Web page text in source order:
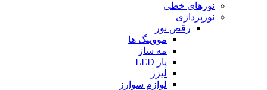
نورهای خطی
نورپردازی
رقص نور
مووینگ ها
مه ساز
پار LED
لیزر
لوازم سوارز